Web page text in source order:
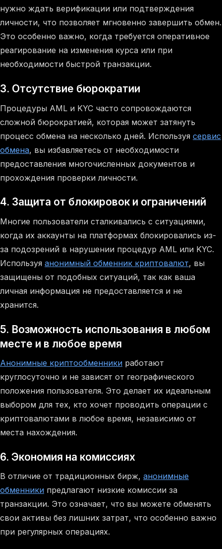
нужно ждать верификации или подтверждения
личности, что позволяет мгновенно завершить обмен.
Это особенно важно, когда требуется оперативное
реагирование на изменения курса или при
необходимости быстрой транзакции.
3. Отсутствие бюрократии
Процедуры AML и KYC часто сопровождаются
сложной бюрократией, которая может затянуть
процесс обмена на несколько дней. Используя сервис
обмена, вы избавляетесь от необходимости
предоставления многочисленных документов и
прохождения проверки личности.
4. Защита от блокировок и ограничений
Многие пользователи сталкивались с ситуациями,
когда их аккаунты на платформах блокировались из-
за подозрений в нарушении процедур AML или KYC.
Используя анонимный обменник криптовалют, вы
защищены от подобных ситуаций, так как ваша
личная информация не предоставляется и не
хранится.
5. Возможность использования в любом
месте и в любое время
Анонимные криптообменники работают
круглосуточно и не зависят от географического
положения пользователя. Это делает их идеальным
выбором для тех, кто хочет проводить операции с
криптовалютами в любое время, независимо от
места нахождения.
6. Экономия на комиссиях
В отличие от традиционных бирж, анонимные
обменники предлагают низкие комиссии за
транзакции. Это означает, что вы можете обменять
свои активы без лишних затрат, что особенно важно
при регулярных операциях.